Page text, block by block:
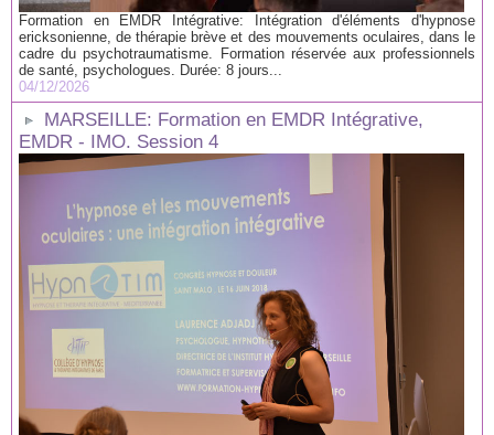
Formation en EMDR Intégrative: Intégration d'éléments d'hypnose
ericksonienne, de thérapie brève et des mouvements oculaires, dans le
cadre du psychotraumatisme. Formation réservée aux professionnels
de santé, psychologues. Durée: 8 jours...
04/12/2026
MARSEILLE: Formation en EMDR Intégrative,
EMDR - IMO. Session 4